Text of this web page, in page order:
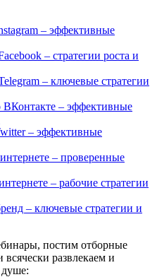
– эффективные
– стратегии роста и
– ключевые стратегии
ВКонтакте – эффективные
– эффективные
– проверенные
– рабочие стратегии
– ключевые стратегии и
постим отборные
развлекаем и